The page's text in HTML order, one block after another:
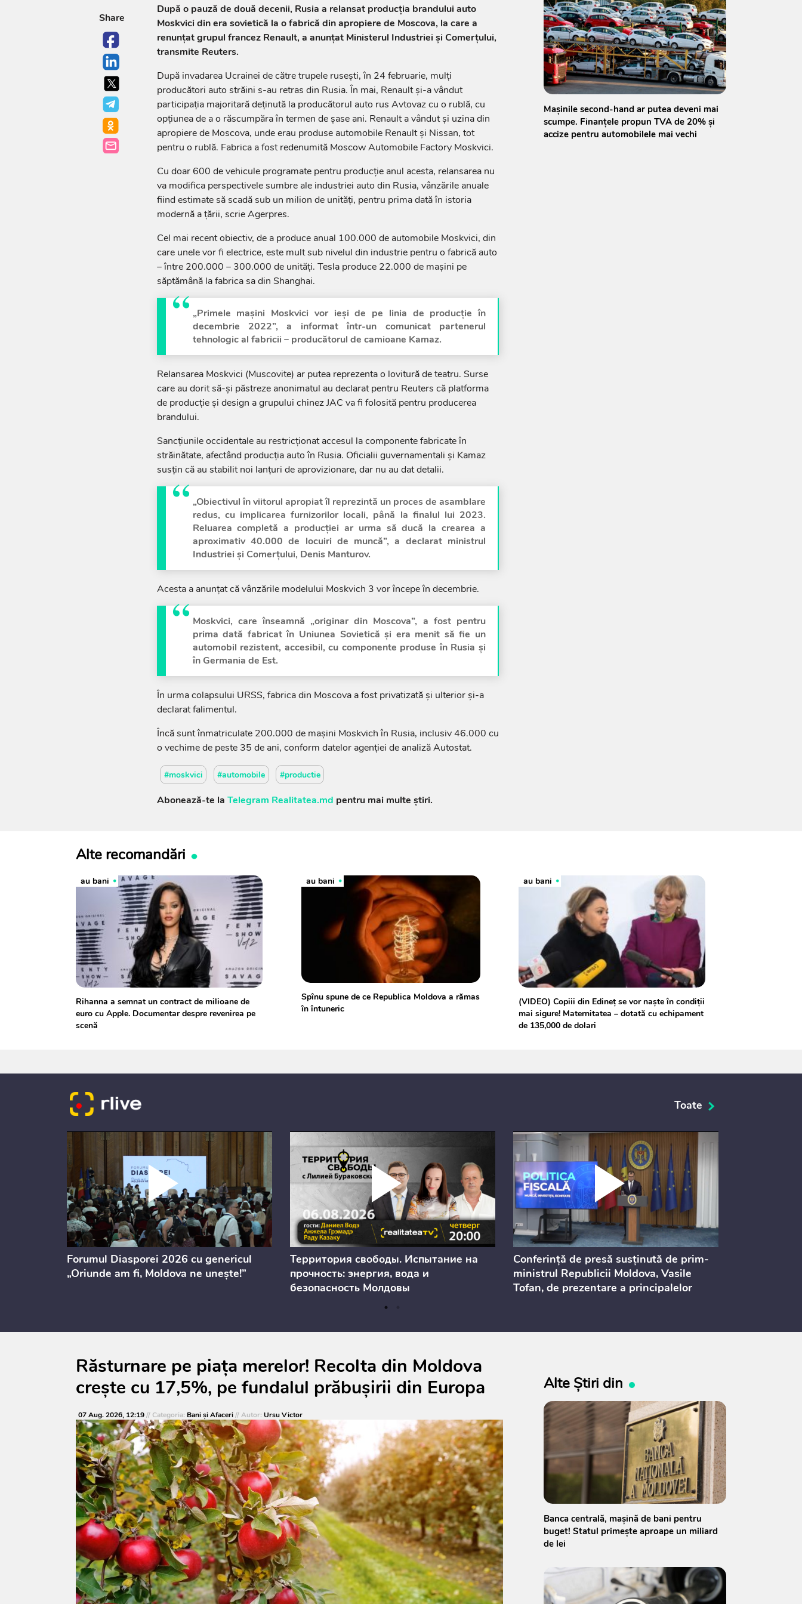
Share
După o pauză de două decenii, Rusia a relansat producţia brandului auto
Moskvici din era sovietică la o fabrică din apropiere de Moscova, la care a
renunţat grupul francez Renault, a anunţat Ministerul Industriei şi Comerţului,
transmite Reuters.
După invadarea Ucrainei de către trupele ruseşti, în 24 februarie, mulţi
producători auto străini s-au retras din Rusia. În mai, Renault şi-a vândut
participaţia majoritară deţinută la producătorul auto rus Avtovaz cu o rublă, cu
opţiunea de a o răscumpăra în termen de şase ani. Renault a vândut şi uzina din
apropiere de Moscova, unde erau produse automobile Renault şi Nissan, tot
pentru o rublă. Fabrica a fost redenumită Moscow Automobile Factory Moskvici.
Cu doar 600 de vehicule programate pentru producţie anul acesta, relansarea nu
va modifica perspectivele sumbre ale industriei auto din Rusia, vânzările anuale
fiind estimate să scadă sub un milion de unităţi, pentru prima dată în istoria
modernă a ţării, scrie Agerpres.
Cel mai recent obiectiv, de a produce anual 100.000 de automobile Moskvici, din
care unele vor fi electrice, este mult sub nivelul din industrie pentru o fabrică auto
– între 200.000 – 300.000 de unităţi. Tesla produce 22.000 de maşini pe
săptămână la fabrica sa din Shanghai.
„Primele maşini Moskvici vor ieşi de pe linia de producţie în
decembrie 2022”, a informat într-un comunicat partenerul
tehnologic al fabricii – producătorul de camioane Kamaz.
Relansarea Moskvici (Muscovite) ar putea reprezenta o lovitură de teatru. Surse
care au dorit să-şi păstreze anonimatul au declarat pentru Reuters că platforma
de producţie şi design a grupului chinez JAC va fi folosită pentru producerea
brandului.
Sancţiunile occidentale au restricţionat accesul la componente fabricate în
străinătate, afectând producţia auto în Rusia. Oficialii guvernamentali şi Kamaz
susţin că au stabilit noi lanţuri de aprovizionare, dar nu au dat detalii.
„Obiectivul în viitorul apropiat îl reprezintă un proces de asamblare
redus, cu implicarea furnizorilor locali, până la finalul lui 2023.
Reluarea completă a producţiei ar urma să ducă la crearea a
aproximativ 40.000 de locuiri de muncă”, a declarat ministrul
Industriei şi Comerţului, Denis Manturov.
Acesta a anunţat că vânzările modelului Moskvich 3 vor începe în decembrie.
Moskvici, care înseamnă „originar din Moscova”, a fost pentru
prima dată fabricat în Uniunea Sovietică şi era menit să fie un
automobil rezistent, accesibil, cu componente produse în Rusia şi
în Germania de Est.
În urma colapsului URSS, fabrica din Moscova a fost privatizată şi ulterior şi-a
declarat falimentul.
Încă sunt înmatriculate 200.000 de maşini Moskvich în Rusia, inclusiv 46.000 cu
o vechime de peste 35 de ani, conform datelor agenţiei de analiză Autostat.
#moskvici #automobile #productie
Abonează-te la Telegram Realitatea.md pentru mai multe știri.
Mașinile second-hand ar putea deveni mai
scumpe. Finanțele propun TVA de 20% și
accize pentru automobilele mai vechi
Alte recomandări
au bani
Rihanna a semnat un contract de milioane de
euro cu Apple. Documentar despre revenirea pe
scenă
au bani
Spînu spune de ce Republica Moldova a rămas
în întuneric
au bani
(VIDEO) Copiii din Edineț se vor naște în condiții
mai sigure! Maternitatea – dotată cu echipament
de 135,000 de dolari
Toate
Forumul Diasporei 2026 cu genericul
„Oriunde am fi, Moldova ne unește!”
Территория свободы. Испытание на
прочность: энергия, вода и
безопасность Молдовы
Conferință de presă susținută de prim-
ministrul Republicii Moldova, Vasile
Tofan, de prezentare a principalelor
consultărilor publice
Răsturnare pe piața merelor! Recolta din Moldova
crește cu 17,5%, pe fundalul prăbușirii din Europa
07 Aug. 2026, 12:19// Categoria: Bani și Afaceri// Autor: Ursu Victor
Alte Știri din
Banca centrală, mașină de bani pentru
buget! Statul primește aproape un miliard
de lei